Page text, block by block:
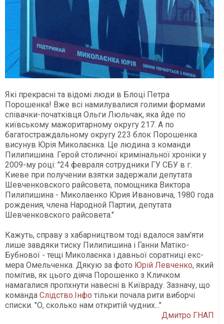
Які прекрасні та відомі люди в Блоці Петра
Порошенка! Вже всі намилувалися голими формами
співачки-початківця Ольги Люльчак, яка йде по
київському мажоритарному округу 217. А по
багатостраждальному округу 223 блок Порошенка
висунув Юрія Миколаєнка. Це людина з команди
Пилипишина. Герой столичної кримінальної хроніки у
2009-му році: "24 февраля сотрудники ГУ СБУ в г.
Киеве при получении взятки задержали депутата
Шевченковского райсовета, помощника Виктора
Пилипишина - Миколаенко Юрия Ивановича, 1980 года
рождения, члена Народной Партии, депутата
Шевченковского райсовета."
Кажуть, справу з хабарництвом тоді вдалося зам'яти
лише завдяки тиску Пилипишина і Ганни Матіко-
Бубнової - тещі Миколаєнка і давньої соратниці екс-
мера Омельченка. Дякую за фото Юрій Левченко, який
помітив, як цього діяча Порошенко з Кличком
намагалися пропхнути навесні в Київраду. Зазначу, що
команда Слідство.Інфо тільки почала рити виборчі
списки. "О, сколько нам откритій чудних..."
Дмитро ГНАП